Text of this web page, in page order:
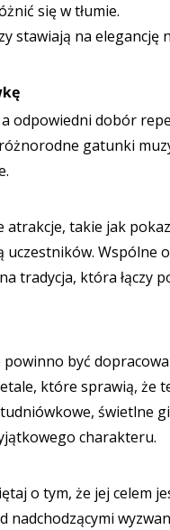
się w tłumie.
stawiają na elegancję
odpowiedni dobór
gatunki
takie jak
Wspólne
tradycja, która łączy
być
które sprawią, że
świetlne
charakteru.
o tym, że jej celem
nadchodzącymi